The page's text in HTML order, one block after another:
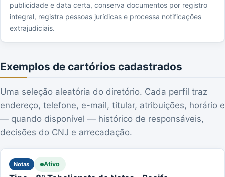
publicidade e data certa, conserva documentos por registro
integral, registra pessoas jurídicas e processa notificações
extrajudiciais.
Exemplos de cartórios cadastrados
Uma seleção aleatória do diretório. Cada perfil traz
endereço, telefone, e-mail, titular, atribuições, horário e
— quando disponível — histórico de responsáveis,
decisões do CNJ e arrecadação.
Notas Ativo